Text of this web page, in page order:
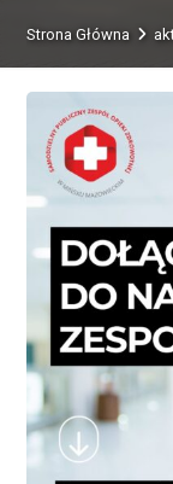
Strona Główna